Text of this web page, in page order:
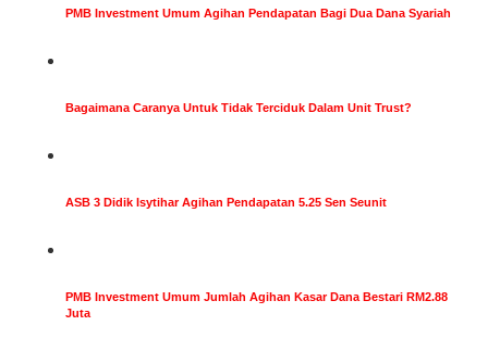
PMB Investment Umum Agihan Pendapatan Bagi Dua Dana Syariah
Bagaimana Caranya Untuk Tidak Terciduk Dalam Unit Trust?
ASB 3 Didik Isytihar Agihan Pendapatan 5.25 Sen Seunit
PMB Investment Umum Jumlah Agihan Kasar Dana Bestari RM2.88
Juta